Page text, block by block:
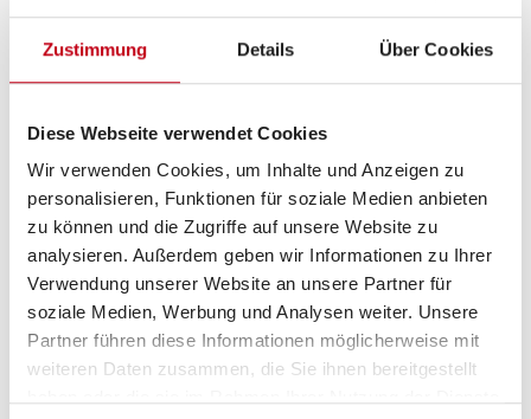
Zustimmung Details Über Cookies
Diese Webseite verwendet Cookies
Wir verwenden Cookies, um Inhalte und Anzeigen zu
personalisieren, Funktionen für soziale Medien anbieten
zu können und die Zugriffe auf unsere Website zu
analysieren. Außerdem geben wir Informationen zu Ihrer
Verwendung unserer Website an unsere Partner für
soziale Medien, Werbung und Analysen weiter. Unsere
Partner führen diese Informationen möglicherweise mit
weiteren Daten zusammen, die Sie ihnen bereitgestellt
Ausstattung
Fahrgestell
Lederlenkrad
ABS
ESP
Rußpartikelfilter
Servolenkung